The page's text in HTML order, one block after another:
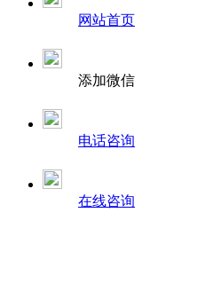
网站首页
添加微信
电话咨询
在线咨询